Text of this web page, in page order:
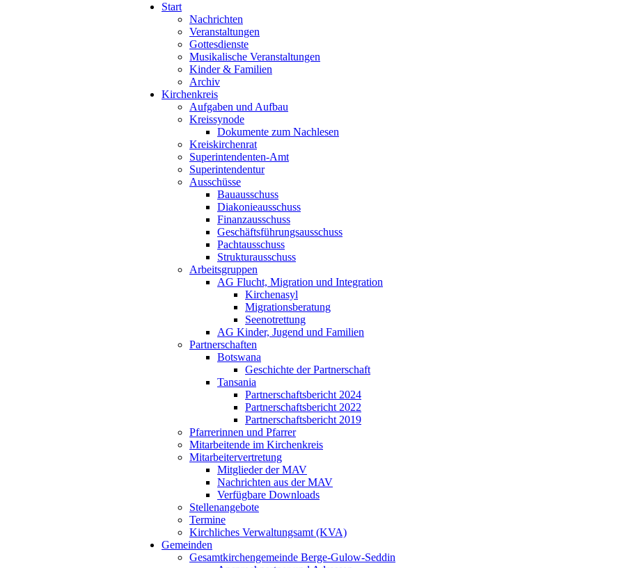
Start
Nachrichten
Veranstaltungen
Gottesdienste
Musikalische Veranstaltungen
Kinder & Familien
Archiv
Kirchenkreis
Aufgaben und Aufbau
Kreissynode
Dokumente zum Nachlesen
Kreiskirchenrat
Superintendenten-Amt
Superintendentur
Ausschüsse
Bauausschuss
Diakonieausschuss
Finanzausschuss
Geschäftsführungsausschuss
Pachtausschuss
Strukturausschuss
Arbeitsgruppen
AG Flucht, Migration und Integration
Kirchenasyl
Migrationsberatung
Seenotrettung
AG Kinder, Jugend und Familien
Partnerschaften
Botswana
Geschichte der Partnerschaft
Tansania
Partnerschaftsbericht 2024
Partnerschaftsbericht 2022
Partnerschaftsbericht 2019
Pfarrerinnen und Pfarrer
Mitarbeitende im Kirchenkreis
Mitarbeitervertretung
Mitglieder der MAV
Nachrichten aus der MAV
Verfügbare Downloads
Stellenangebote
Termine
Kirchliches Verwaltungsamt (KVA)
Gemeinden
Gesamtkirchengemeinde Berge-Gulow-Seddin